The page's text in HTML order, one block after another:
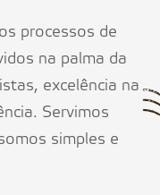
processos de
na palma da
excelência na
Servimos
simples e